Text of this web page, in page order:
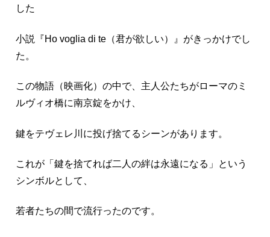
した
小説『Ho voglia di te（君が欲しい）』がきっかけでし
た。
この物語（映画化）の中で、主人公たちがローマのミ
ルヴィオ橋に南京錠をかけ、
鍵をテヴェレ川に投げ捨てるシーンがあります。
これが「鍵を捨てれば二人の絆は永遠になる」という
シンボルとして、
若者たちの間で流行ったのです。